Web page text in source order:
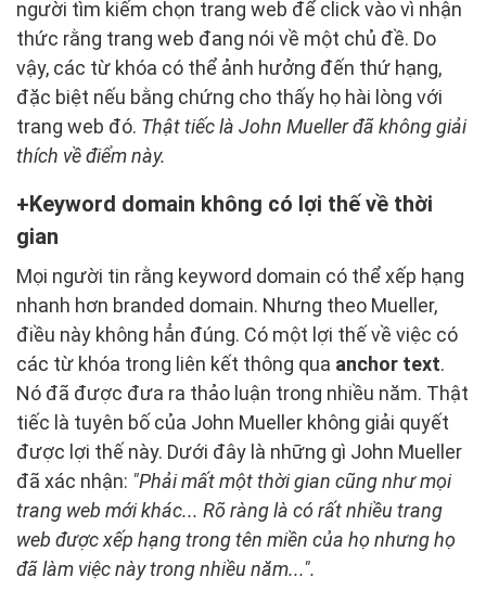
người tìm kiếm chọn trang web để click vào vì nhận
thức rằng trang web đang nói về một chủ đề. Do
vậy, các từ khóa có thể ảnh hưởng đến thứ hạng,
đặc biệt nếu bằng chứng cho thấy họ hài lòng với
trang web đó. Thật tiếc là John Mueller đã không giải
thích về điểm này.
Keyword domain không có lợi thế về thời
gian
Mọi người tin rằng keyword domain có thể xếp hạng
nhanh hơn branded domain. Nhưng theo Mueller,
điều này không hẳn đúng. Có một lợi thế về việc có
các từ khóa trong liên kết thông qua anchor text.
Nó đã được đưa ra thảo luận trong nhiều năm. Thật
tiếc là tuyên bố của John Mueller không giải quyết
được lợi thế này. Dưới đây là những gì John Mueller
đã xác nhận: "Phải mất một thời gian cũng như mọi
trang web mới khác... Rõ ràng là có rất nhiều trang
web được xếp hạng trong tên miền của họ nhưng họ
đã làm việc này trong nhiều năm...".